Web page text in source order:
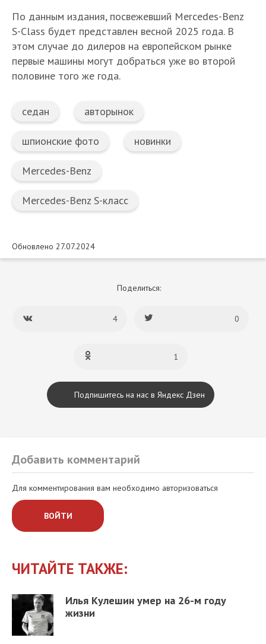
По данным издания, посвежевший Mercedes-Benz
S-Class будет представлен весной 2025 года. В
этом случае до дилеров на европейском рынке
первые машины могут добраться уже во второй
половине того же года.
седан авторынок
шпионские фото новинки
Mercedes-Benz
Mercedes-Benz S-класс
Обновлено 27.07.2024
Поделиться:
4 0
1
Подпишитесь на нас в Яндекс Дзен
Добавить комментарий
Для комментирования вам необходимо авторизоваться
ВОЙТИ
ЧИТАЙТЕ ТАКЖЕ:
Илья Кулешин умер на 26-м году
жизни